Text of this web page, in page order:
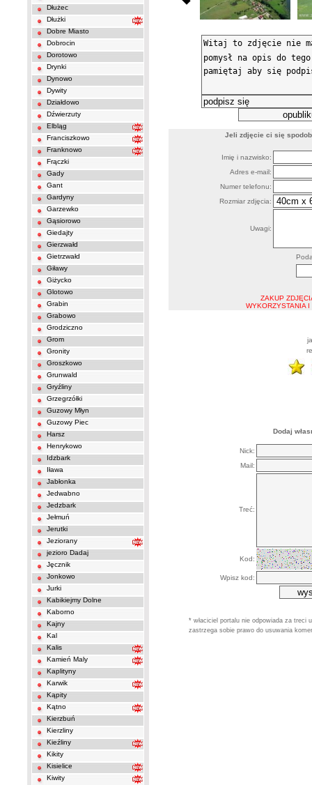
Dłużec
Dłużki
Dobre Miasto
Dobrocin
Dorotowo
Drynki
Dynowo
Dywity
Działdowo
Dźwierzuty
Elbląg
Franciszkowo
Franknowo
Frączki
Gady
Gant
Gardyny
Garzewko
Gąsiorowo
Giedajty
Gierzwałd
Gietrzwałd
Giławy
Giżycko
Glotowo
Grabin
Grabowo
Grodziczno
Grom
Gronity
Groszkowo
Grunwald
Gryźliny
Grzegrzółki
Guzowy Młyn
Guzowy Piec
Harsz
Henrykowo
Idzbark
Iława
Jabłonka
Jedwabno
Jedzbark
Jełmuń
Jerutki
Jeziorany
jezioro Dadaj
Jęcznik
Jonkowo
Jurki
Kabikiejmy Dolne
Kaborno
Kajny
Kal
Kalis
Kamień Maly
Kaplityny
Karwik
Kąpity
Kątno
Kierzbuń
Kierzliny
Kieźliny
Kikity
Kisielice
Kiwity
Jeli zdjęcie ci się
Imię i nazwisko:
Adres e-mail:
Numer telefonu:
Rozmiar zdjęcia:
Uwagi:
Podaj
ZAKUP
WYKORZYSTANIA
Dodaj
Nick:
Mail:
Treć:
Kod:
Wpisz kod:
* właciciel portalu nie odpowiada za
zastrzega sobie prawo do usuwania